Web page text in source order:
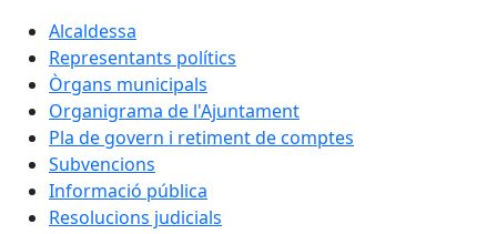
Alcaldessa
Representants polítics
Òrgans municipals
Organigrama de l'Ajuntament
Pla de govern i retiment de comptes
Subvencions
Informació pública
Resolucions judicials